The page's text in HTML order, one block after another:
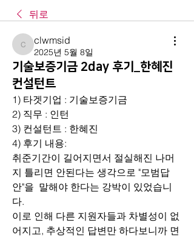
뒤로
clwmsid
clwmsid
2025년 5월 8일
기술보증기금 2day 후기_한혜진
컨설턴트
1) 타겟기업 : 기술보증기금
2) 직무 : 인턴
3) 컨설턴트 : 한혜진
4) 후기 내용:
취준기간이 길어지면서 절실해진 나머
지 틀리면 안된다는 생각으로 "모범답
안"을  말해야 한다는 강박이 있었습니
다.
이로 인해 다른 지원자들과 차별성이 없
어지고, 추상적인 답변만 하다보니까 면